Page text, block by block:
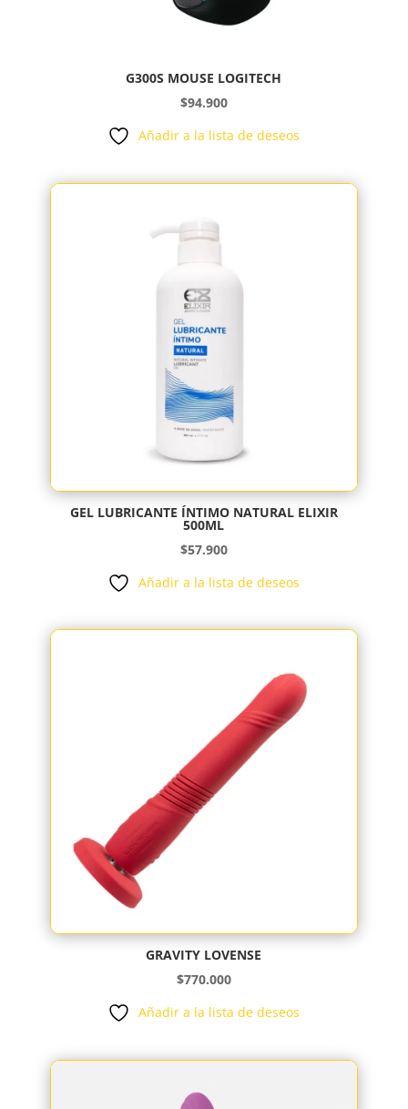
G300S MOUSE LOGITECH
$94.900
Añadir a la lista de deseos
GEL LUBRICANTE ÍNTIMO NATURAL ELIXIR
500ML
$57.900
Añadir a la lista de deseos
GRAVITY LOVENSE
$770.000
Añadir a la lista de deseos